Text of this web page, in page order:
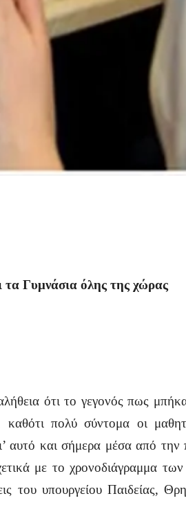
Γυμνάσια όλης της χώρας
ότι το γεγονός πως
καθότι πολύ σύντομα οι
αυτό και σήμερα μέσα από την
με το χρονοδιάγραμμα
του υπουργείου Παιδείας,